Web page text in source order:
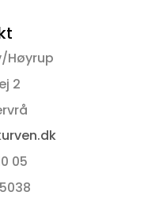
Høyrup
2
05